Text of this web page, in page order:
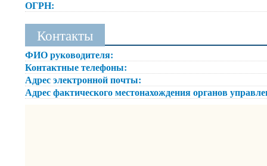
ОГРН:
Контакты
ФИО руководителя:
Контактные телефоны:
Адрес электронной почты:
Адрес фактического местонахождения органов